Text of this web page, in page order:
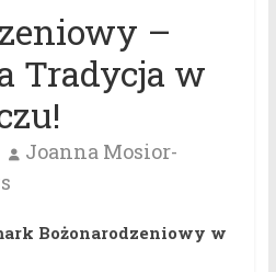
–
Tradycja w
Joanna Mosior-
Bożonarodzeniowy w